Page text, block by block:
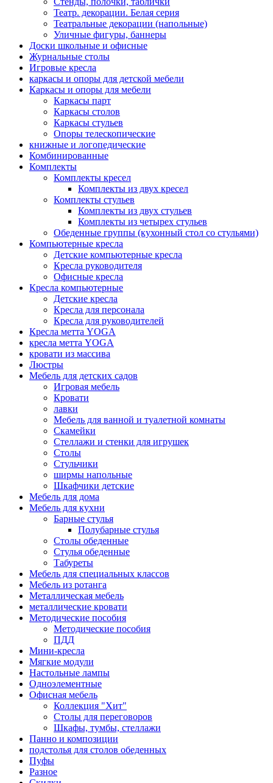
Театр. декорации. Белая серия
Театральные декорации (напольные)
Уличные фигуры, баннеры
Доски школьные и офисные
Журнальные столы
Игровые кресла
каркасы и опоры для детской мебели
Каркасы и опоры для мебели
Каркасы парт
Каркасы столов
Каркасы стульев
Опоры телескопические
книжные и логопедические
Комбинированные
Комплекты
Комплекты кресел
Комплекты из двух кресел
Комплекты стульев
Комплекты из двух стульев
Комплекты из четырех стульев
Обеденные группы (кухонный стол со стульями)
Компьютерные кресла
Детские компьютерные кресла
Кресла руководителя
Офисные кресла
Кресла компьютерные
Детские кресла
Кресла для персонала
Кресла для руководителей
Кресла метта YOGA
кресла метта YOGA
кровати из массива
Люстры
Мебель для детских садов
Игровая мебель
Кровати
лавки
Мебель для ванной и туалетной комнаты
Скамейки
Стеллажи и стенки для игрушек
Столы
Стульчики
ширмы напольные
Шкафчики детские
Мебель для дома
Мебель для кухни
Барные стулья
Полубарные стулья
Столы обеденные
Стулья обеденные
Табуреты
Мебель для специальных классов
Мебель из ротанга
Металлическая мебель
металлические кровати
Методические пособия
Методические пособия
ПДД
Мини-кресла
Мягкие модули
Настольные лампы
Одноэлементные
Офисная мебель
Коллекция "Хит"
Столы для переговоров
Шкафы, тумбы, стеллажи
Панно и композиции
подстолья для столов обеденных
Пуфы
Разное